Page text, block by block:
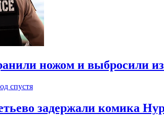
ножом и выбросили
спустя
задержали комика